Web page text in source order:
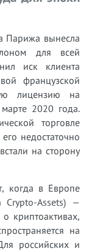
Парижа вынесла
для всей
иск клиента
французской
лицензию на
2020 года.
торговле
недостаточно
на сторону
когда в Европе
Crypto-Assets) —
криптоактивах,
на
российских и